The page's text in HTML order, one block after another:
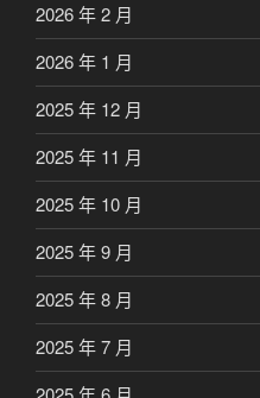
2026 年 2 月
2026 年 1 月
2025 年 12 月
2025 年 11 月
2025 年 10 月
2025 年 9 月
2025 年 8 月
2025 年 7 月